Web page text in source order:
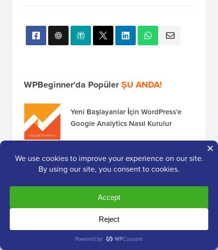
WPBeginner'da PopülerŞU ANDA!
Yeni Başlayanlar İçin WordPress'e
Google Analytics Nasıl Kurulur
WordPress'te Veritabanı Bağlantısı
Kurma Hatası Nasıl Düzeltilir
WordPress Tema Değiştirmeden
Açıklandı: Bugün E-posta Listesi